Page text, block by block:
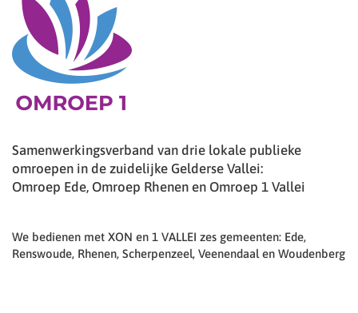
Samenwerkingsverband van drie lokale publieke
omroepen in de zuidelijke Gelderse Vallei:
Omroep Ede, Omroep Rhenen en Omroep 1 Vallei
We bedienen met XON en 1 VALLEI zes gemeenten: Ede,
Renswoude, Rhenen, Scherpenzeel, Veenendaal en Woudenberg